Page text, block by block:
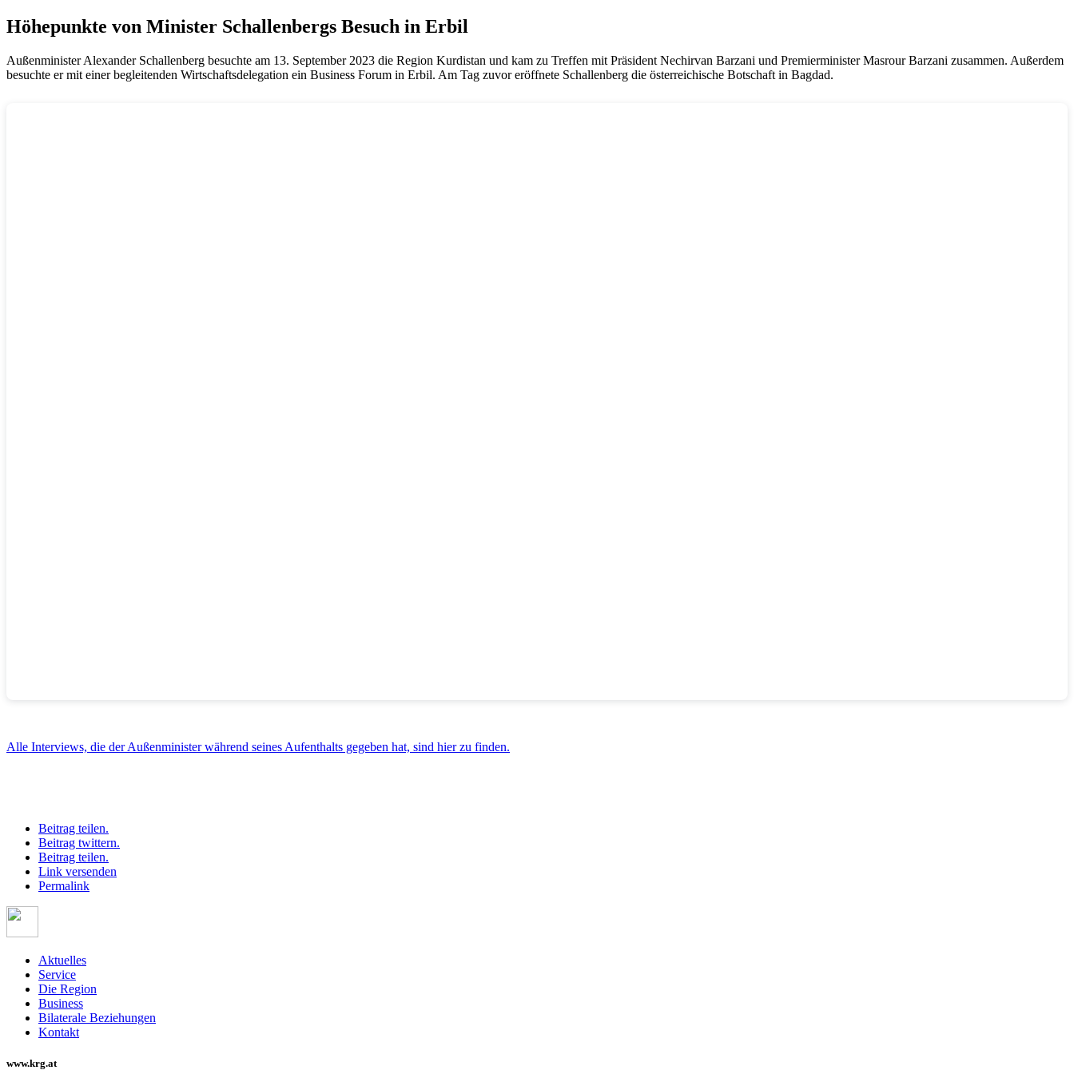
Höhepunkte von Minister Schallenbergs Besuch in Erbil
Außenminister Alexander Schallenberg besuchte am 13. September 2023 die Region Kurdistan und kam zu Treffen mit Präsident Nechirvan Barzani und Premierminister Masrour Barzani zusammen. Außerdem
besuchte er mit einer begleitenden Wirtschaftsdelegation ein Business Forum in Erbil. Am Tag zuvor eröffnete Schallenberg die österreichische Botschaft in Bagdad.
Alle Interviews, die der Außenminister während seines Aufenthalts gegeben hat, sind hier zu finden.
Beitrag teilen.
Beitrag twittern.
Beitrag teilen.
Link versenden
Permalink
Aktuelles
Service
Die Region
Business
Bilaterale Beziehungen
Kontakt
www.krg.at